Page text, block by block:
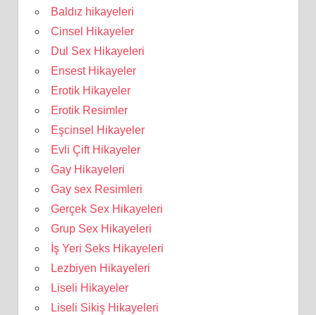
Baldız hikayeleri
Cinsel Hikayeler
Dul Sex Hikayeleri
Ensest Hikayeler
Erotik Hikayeler
Erotik Resimler
Eşcinsel Hikayeler
Evli Çift Hikayeler
Gay Hikayeleri
Gay sex Resimleri
Gerçek Sex Hikayeleri
Grup Sex Hikayeleri
İş Yeri Seks Hikayeleri
Lezbiyen Hikayeleri
Liseli Hikayeler
Liseli Sikiş Hikayeleri